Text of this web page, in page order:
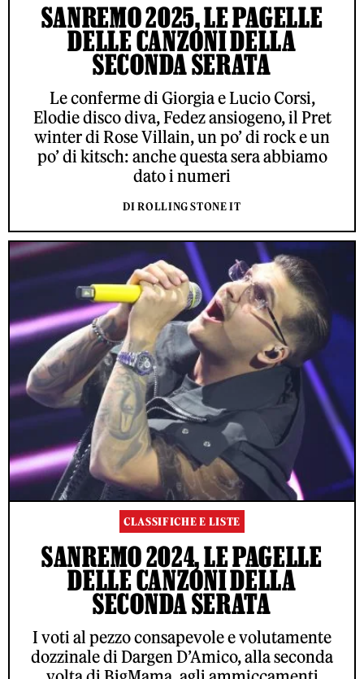
SANREMO 2025, LE PAGELLE
DELLE CANZONI DELLA
SECONDA SERATA
Le conferme di Giorgia e Lucio Corsi,
Elodie disco diva, Fedez ansiogeno, il Pret
winter di Rose Villain, un po’ di rock e un
po’ di kitsch: anche questa sera abbiamo
dato i numeri
DI ROLLING STONE IT
CLASSIFICHE E LISTE
SANREMO 2024, LE PAGELLE
DELLE CANZONI DELLA
SECONDA SERATA
I voti al pezzo consapevole e volutamente
dozzinale di Dargen D’Amico, alla seconda